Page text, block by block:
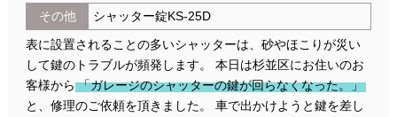
その他
シャッター錠KS-25D
表に設置されることの多いシャッターは、砂やほこりが災い
して鍵のトラブルが頻発します。 本日は杉並区にお住いのお
客様から 「ガレージのシャッターの鍵が回らなくなった。」
と、修理のご依頼を頂きました。 車で出かけようと鍵を差し